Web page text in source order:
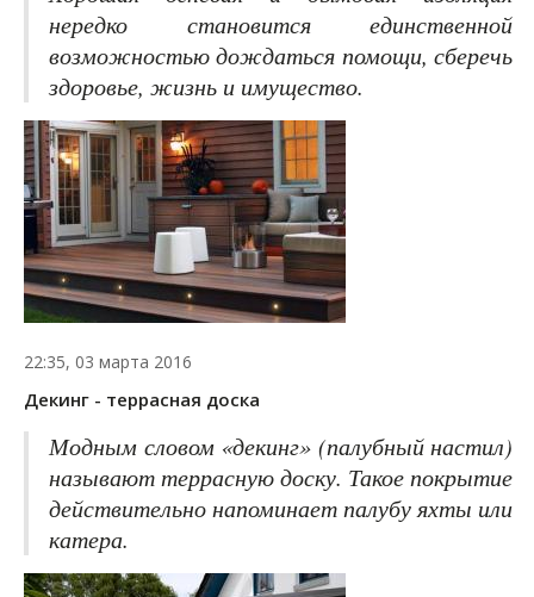
нередко становится единственной
возможностью дождаться помощи, сберечь
здоровье, жизнь и имущество.
22:35, 03 марта 2016
Декинг - террасная доска
Модным словом «декинг» (палубный настил)
называют террасную доску. Такое покрытие
действительно напоминает палубу яхты или
катера.